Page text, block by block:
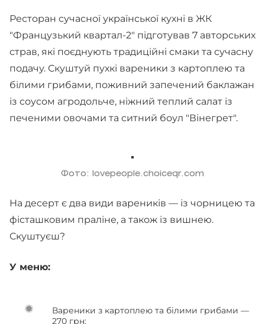
Ресторан сучасної української кухні в ЖК
"Французький квартал-2" підготував 7 авторських
страв, які поєднують традиційні смаки та сучасну
подачу. Скуштуй пухкі вареники з картоплею та
білими грибами, поживний запечений баклажан
із соусом агродольче, ніжний теплий салат із
печеними овочами та ситний боул "Вінегрет".
Фото: lovepeople.choiceqr.com
На десерт є два види вареників — із чорницею та
фісташковим праліне, а також із вишнею.
Скуштуєш?
У меню:
Вареники з картоплею та білими грибами —
270 грн;